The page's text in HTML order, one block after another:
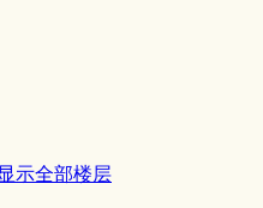
显示全部楼层